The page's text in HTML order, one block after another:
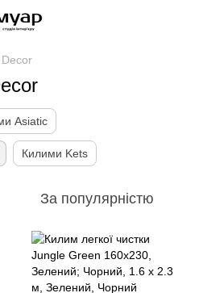
Asiatic
Килими Kets
За популярністю